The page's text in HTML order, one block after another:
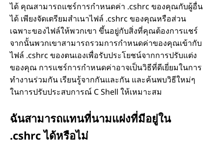
ได้ คุณสามารถแชร์การกำหนดค่า .cshrc ของคุณกับผู้อื่น
ได้ เพียงจัดเตรียมสำเนาไฟล์ .cshrc ของคุณหรือส่วน
เฉพาะของไฟล์ให้พวกเขา ขึ้นอยู่กับสิ่งที่คุณต้องการแชร์
จากนั้นพวกเขาสามารถรวมการกำหนดค่าของคุณเข้ากับ
ไฟล์ .cshrc ของตนเองเพื่อรับประโยชน์จากการปรับแต่ง
ของคุณ การแชร์การกำหนดค่าอาจเป็นวิธีที่ดีเยี่ยมในการ
ทำงานร่วมกัน เรียนรู้จากกันและกัน และค้นพบวิธีใหม่ๆ
ในการปรับประสบการณ์ C Shell ให้เหมาะสม
ฉันสามารถแทนที่นามแฝงที่มีอยู่ใน
.cshrc ได้หรือไม่